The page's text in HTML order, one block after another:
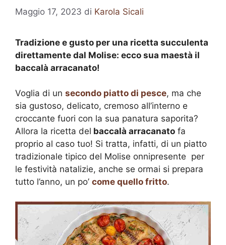
Maggio 17, 2023 di Karola Sicali
Tradizione e gusto per una ricetta succulenta
direttamente dal Molise: ecco sua maestà il
baccalà arracanato!
Voglia di un secondo piatto di pesce, ma che
sia gustoso, delicato, cremoso all’interno e
croccante fuori con la sua panatura saporita?
Allora la ricetta del baccalà arracanato fa
proprio al caso tuo! Si tratta, infatti, di un piatto
tradizionale tipico del Molise onnipresente per
le festività natalizie, anche se ormai si prepara
tutto l’anno, un po’ come quello fritto.